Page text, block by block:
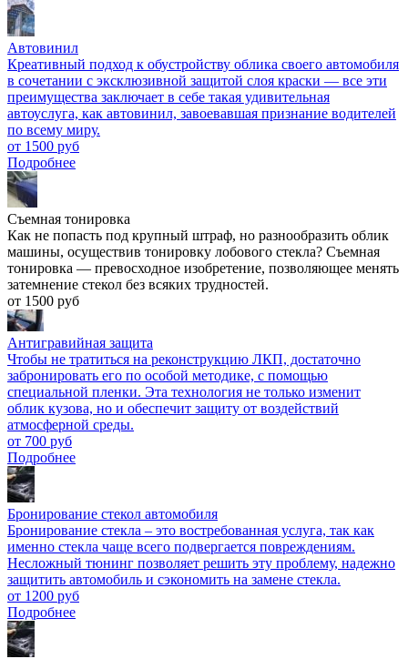
Автовинил
Креативный подход к обустройству облика своего автомобиля
в сочетании с эксклюзивной защитой слоя краски — все эти
преимущества заключает в себе такая удивительная
автоуслуга, как автовинил, завоевавшая признание водителей
по всему миру.
от 1500 руб
Подробнее
Съемная тонировка
Как не попасть под крупный штраф, но разнообразить облик
машины, осуществив тонировку лобового стекла? Съемная
тонировка — превосходное изобретение, позволяющее менять
затемнение стекол без всяких трудностей.
от 1500 руб
Антигравийная защита
Чтобы не тратиться на реконструкцию ЛКП, достаточно
забронировать его по особой методике, с помощью
специальной пленки. Эта технология не только изменит
облик кузова, но и обеспечит защиту от воздействий
атмосферной среды.
от 700 руб
Подробнее
Бронирование стекол автомобиля
Бронирование стекла – это востребованная услуга, так как
именно стекла чаще всего подвергается повреждениям.
Несложный тюнинг позволяет решить эту проблему, надежно
защитить автомобиль и сэкономить на замене стекла.
от 1200 руб
Подробнее